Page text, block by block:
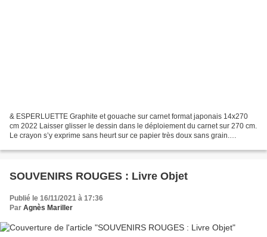
& ESPERLUETTE Graphite et gouache sur carnet format japonais 14x270
cm 2022 Laisser glisser le dessin dans le déploiement du carnet sur 270 cm.
Le crayon s’y exprime sans heurt sur ce papier très doux sans grain.
SOUVENIRS ROUGES : Livre Objet
Publié le 16/11/2021 à 17:36
Par Agnès Mariller